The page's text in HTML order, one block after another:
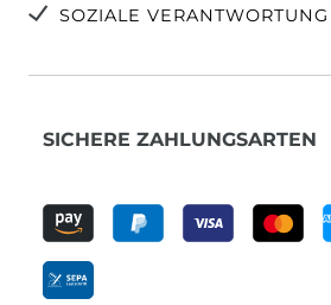
SOZIALE VERANTWORTUNG
SICHERE ZAHLUNGSARTEN